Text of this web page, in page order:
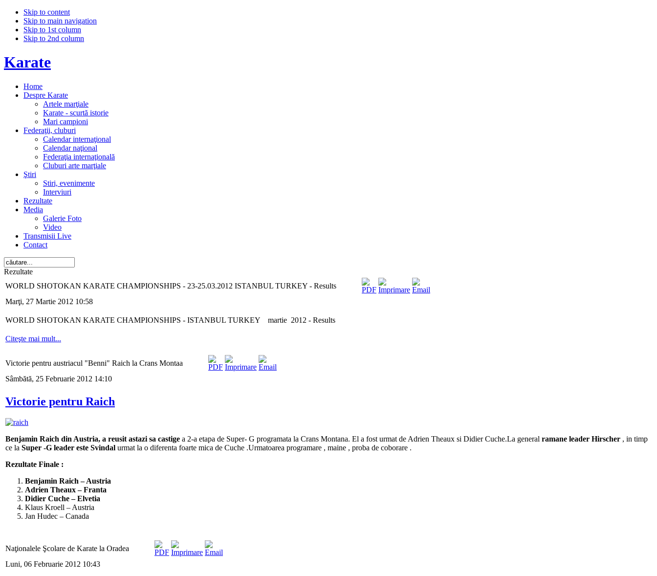
Skip to content
Skip to main navigation
Skip to 1st column
Skip to 2nd column
Karate
Home
Despre Karate
Artele marţiale
Karate - scurtă istorie
Mari campioni
Federaţii, cluburi
Calendar internaţional
Calendar naţional
Federaţia internaţională
Cluburi arte marţiale
Ştiri
Stiri, evenimente
Interviuri
Rezultate
Media
Galerie Foto
Video
Transmisii Live
Contact
Rezultate
WORLD SHOTOKAN KARATE CHAMPIONSHIPS - 23-25.03.2012 ISTANBUL TURKEY - Results
Marţi, 27 Martie 2012 10:58
WORLD SHOTOKAN KARATE CHAMPIONSHIPS - ISTANBUL TURKEY martie 2012 - Results
Citeşte mai mult...
Victorie pentru austriacul "Benni" Raich la Crans Montaa
Sâmbătă, 25 Februarie 2012 14:10
Victorie pentru Raich
Benjamin Raich din Austria, a reusit astazi sa castige a 2-a etapa de Super- G programata la Crans Montana. El a fost urmat de Adrien Theaux si Didier Cuche.La general ramane leader Hirscher , in timp
ce la Super -G leader este Svindal urmat la o diferenta foarte mica de Cuche .Urmatoarea programare , maine , proba de coborare .
Rezultate Finale :
Benjamin Raich – Austria
Adrien Theaux – Franta
Didier Cuche – Elvetia
Klaus Kroell – Austria
Jan Hudec – Canada
Naţionalele Şcolare de Karate la Oradea
Luni, 06 Februarie 2012 10:43